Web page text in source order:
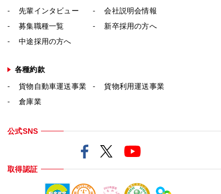
先輩インタビュー
会社説明会情報
募集職種一覧
新卒採用の方へ
中途採用の方へ
各種約款
貨物自動車運送事業
貨物利用運送事業
倉庫業
公式SNS
取得認証